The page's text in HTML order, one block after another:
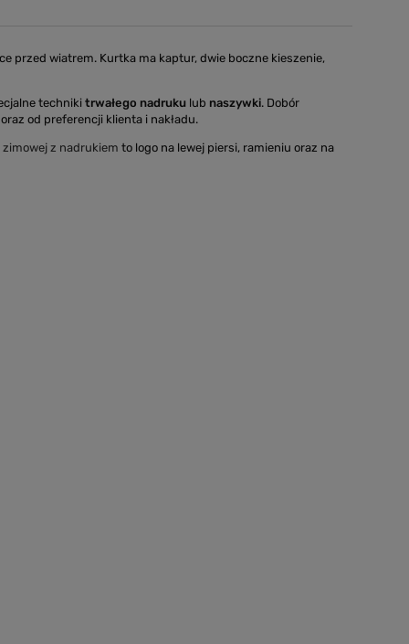
przed wiatrem. Kurtka ma kaptur, dwie boczne kieszenie,
techniki trwałego nadruku lub naszywki. Dobór
od preferencji klienta i nakładu.
z nadrukiem to logo na lewej piersi, ramieniu oraz na